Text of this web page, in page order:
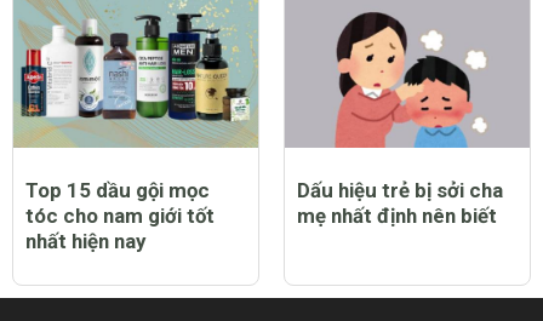
Top 15 dầu gội mọc
tóc cho nam giới tốt
nhất hiện nay
Dấu hiệu trẻ bị sởi cha
mẹ nhất định nên biết